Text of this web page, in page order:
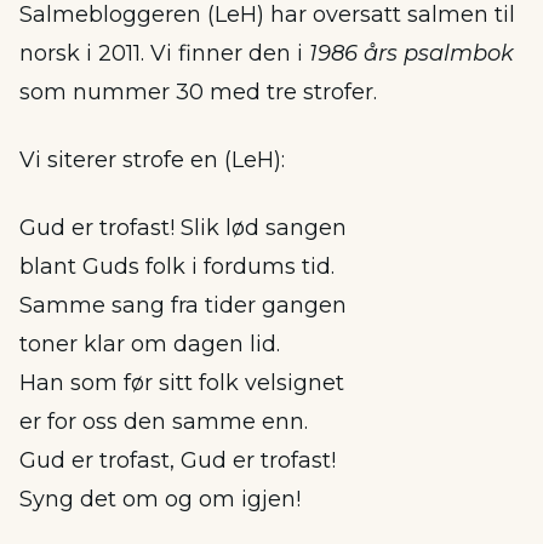
Salmebloggeren (LeH) har oversatt salmen til
norsk i 2011. Vi finner den i 1986 års psalmbok
som nummer 30 med tre strofer.
Vi siterer strofe en (LeH):
Gud er trofast! Slik lød sangen
blant Guds folk i fordums tid.
Samme sang fra tider gangen
toner klar om dagen lid.
Han som før sitt folk velsignet
er for oss den samme enn.
Gud er trofast, Gud er trofast!
Syng det om og om igjen!